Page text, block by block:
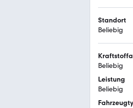
Standort
Beliebig
Beliebig
Leistung
Beliebig